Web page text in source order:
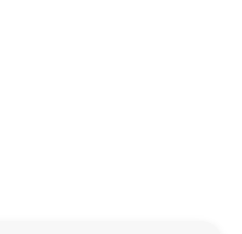
и игровая комната
возможности для